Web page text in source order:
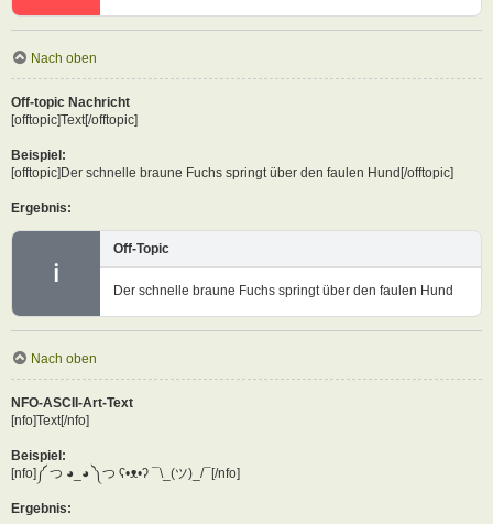
Nach oben
Off-topic Nachricht
[offtopic]Text[/offtopic]
Beispiel:
[offtopic]Der schnelle braune Fuchs springt über den faulen Hund[/offtopic]
Ergebnis:
ℹ
Off-Topic
Der schnelle braune Fuchs springt über den faulen Hund
Nach oben
NFO-ASCII-Art-Text
[nfo]Text[/nfo]
Beispiel:
[nfo]༼ つ ◕_◕ ༽つ ʕ•ᴥ•ʔ ¯\_(ツ)_/¯[/nfo]
Ergebnis: